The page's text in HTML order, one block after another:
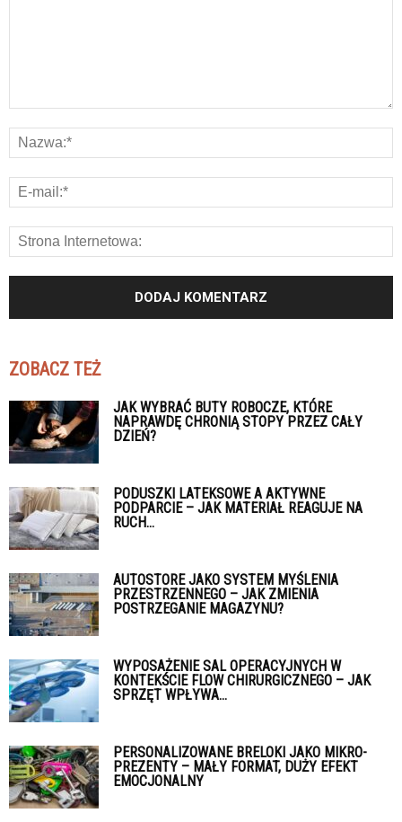
ZOBACZ TEŻ
JAK WYBRAĆ BUTY ROBOCZE, KTÓRE
NAPRAWDĘ CHRONIĄ STOPY PRZEZ CAŁY
DZIEŃ?
PODUSZKI LATEKSOWE A AKTYWNE
PODPARCIE – JAK MATERIAŁ REAGUJE NA
RUCH...
AUTOSTORE JAKO SYSTEM MYŚLENIA
PRZESTRZENNEGO – JAK ZMIENIA
POSTRZEGANIE MAGAZYNU?
WYPOSAŻENIE SAL OPERACYJNYCH W
KONTEKŚCIE FLOW CHIRURGICZNEGO – JAK
SPRZĘT WPŁYWA...
PERSONALIZOWANE BRELOKI JAKO MIKRO-
PREZENTY – MAŁY FORMAT, DUŻY EFEKT
EMOCJONALNY